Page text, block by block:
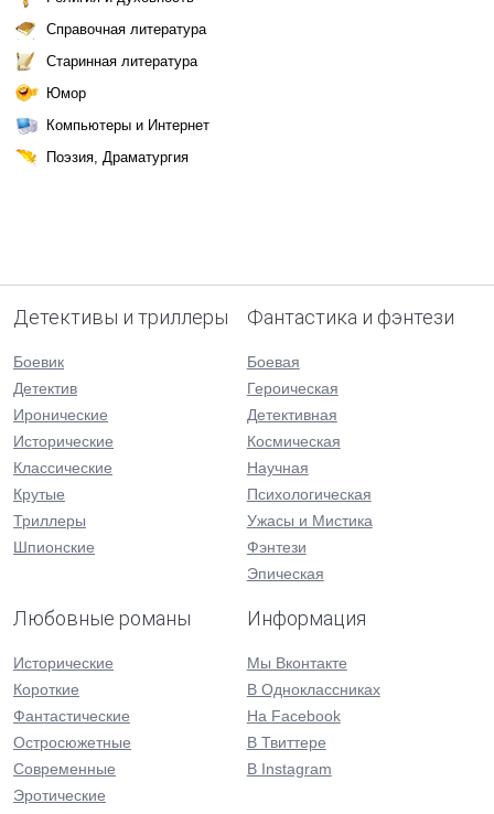
Справочная литература
Старинная литература
Юмор
Компьютеры и Интернет
Поэзия, Драматургия
Детективы и триллеры
Боевик
Детектив
Иронические
Исторические
Классические
Крутые
Триллеры
Шпионские
Фантастика и фэнтези
Боевая
Героическая
Детективная
Космическая
Научная
Психологическая
Ужасы и Мистика
Фэнтези
Эпическая
Любовные романы
Исторические
Короткие
Фантастические
Остросюжетные
Современные
Эротические
Информация
Мы Вконтакте
В Одноклассниках
На Facebook
В Твиттере
В Instagram